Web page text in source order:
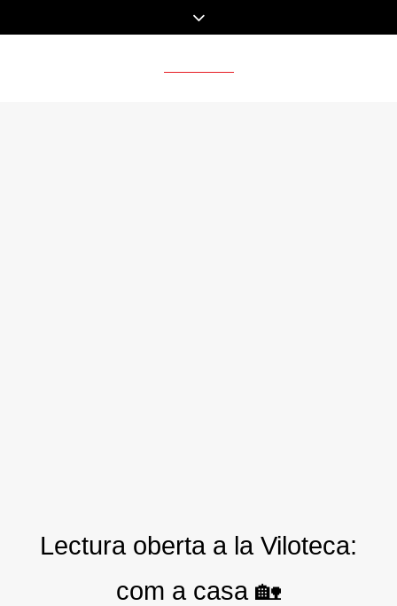
Lectura oberta a la Viloteca:
com a casa 🏡